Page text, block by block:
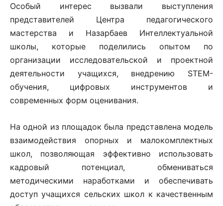
Особый интерес вызвали выступления
представителей Центра педагогического
мастерства и Назарбаев Интеллектуальной
школы, которые поделились опытом по
организации исследовательской и проектной
деятельности учащихся, внедрению STEM-
обучения, цифровых инструментов и
современных форм оценивания.
На одной из площадок была представлена модель
взаимодействия опорных и малокомплектных
школ, позволяющая эффективно использовать
кадровый потенциал, обмениваться
методическими наработками и обеспечивать
доступ учащихся сельских школ к качественным